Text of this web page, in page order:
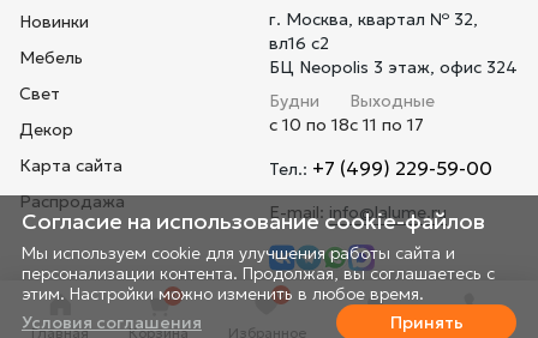
Главная
0
Корзина
0
Избранное Профиль Телефон
Новинки
Мебель
Свет
Декор
Карта сайта
Распродажа
г. Москва, квартал № 32,
вл16 с2
БЦ Neopolis 3 этаж, офис 324
Будни
с 10 по 18
Выходные
с 11 по 17
Тел.: +7 (499) 229-59-00
E-mail: info@lalume.ru
Согласие на использование cookie-файлов
Мы используем cookie для улучшения работы сайта и
персонализации контента. Продолжая, вы соглашаетесь с
этим. Настройки можно изменить в любое время.
Принять
Условия соглашения